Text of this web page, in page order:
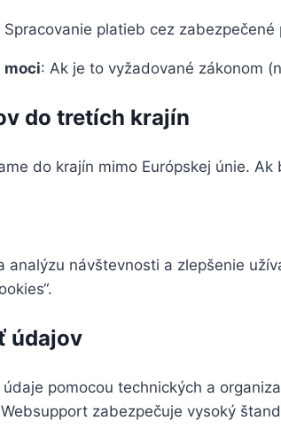
Spracovanie platieb cez zabezpečené
moci: Ak je to vyžadované zákonom
do tretích krajín
do krajín mimo Európskej únie.
analýzu návštevnosti a zlepšenie
údajov
pomocou technických a
zabezpečuje vysoký